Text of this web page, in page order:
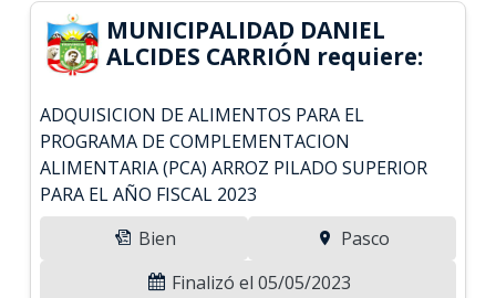
MUNICIPALIDAD DANIEL
ALCIDES CARRIÓN requiere:
ADQUISICION DE ALIMENTOS PARA EL
PROGRAMA DE COMPLEMENTACION
ALIMENTARIA (PCA) ARROZ PILADO SUPERIOR
PARA EL AÑO FISCAL 2023
Bien
Pasco
Finalizó el 05/05/2023